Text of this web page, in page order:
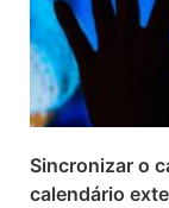
Sincronizar o
calendário